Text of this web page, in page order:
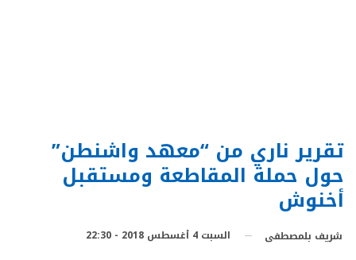
تقرير ناري من “معهد واشنطن”
حول حملة المقاطعة ومستقبل
أخنوش
شريف بلمصطفى السبت 4 أغسطس 2018 - 22:30